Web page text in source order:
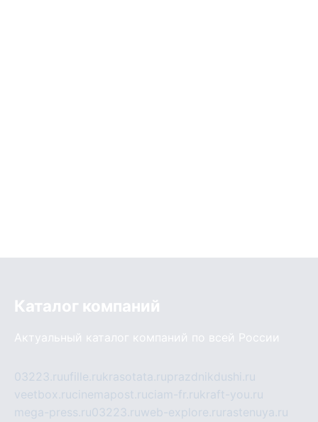
Каталог компаний
Актуальный каталог компаний по всей России
03223.ruufille.rukrasotata.ruprazdnikdushi.ru
veetbox.rucinemapost.ruciam-fr.rukraft-you.ru
mega-press.ru03223.ruweb-explore.ru rastenuya.ru